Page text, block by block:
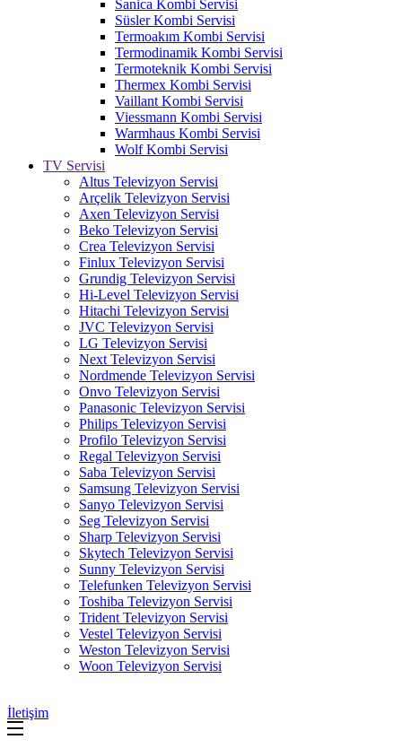
Sanica Kombi Servisi
Süsler Kombi Servisi
Termoakım Kombi Servisi
Termodinamik Kombi Servisi
Termoteknik Kombi Servisi
Thermex Kombi Servisi
Vaillant Kombi Servisi
Viessmann Kombi Servisi
Warmhaus Kombi Servisi
Wolf Kombi Servisi
TV Servisi
Altus Televizyon Servisi
Arçelik Televizyon Servisi
Axen Televizyon Servisi
Beko Televizyon Servisi
Crea Televizyon Servisi
Finlux Televizyon Servisi
Grundig Televizyon Servisi
Hi-Level Televizyon Servisi
Hitachi Televizyon Servisi
JVC Televizyon Servisi
LG Televizyon Servisi
Next Televizyon Servisi
Nordmende Televizyon Servisi
Onvo Televizyon Servisi
Panasonic Televizyon Servisi
Philips Televizyon Servisi
Profilo Televizyon Servisi
Regal Televizyon Servisi
Saba Televizyon Servisi
Samsung Televizyon Servisi
Sanyo Televizyon Servisi
Seg Televizyon Servisi
Sharp Televizyon Servisi
Skytech Televizyon Servisi
Sunny Televizyon Servisi
Telefunken Televizyon Servisi
Toshiba Televizyon Servisi
Trident Televizyon Servisi
Vestel Televizyon Servisi
Weston Televizyon Servisi
Woon Televizyon Servisi
İletişim